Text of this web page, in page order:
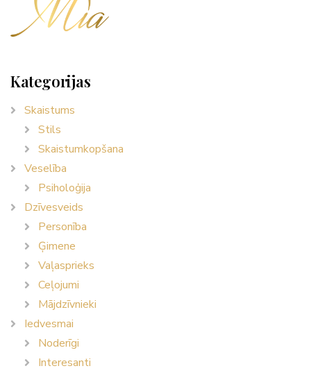
Kategorijas
Skaistums
Stils
Skaistumkopšana
Veselība
Psiholoģija
Dzīvesveids
Personība
Ģimene
Vaļasprieks
Ceļojumi
Mājdzīvnieki
Iedvesmai
Noderīgi
Interesanti